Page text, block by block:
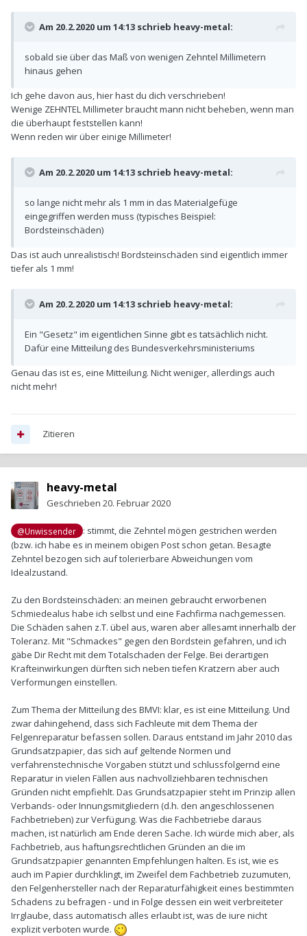
Am 20.2.2020 um 14:13 schrieb heavy-metal:
sobald sie über das Maß von wenigen Zehntel Millimetern
hinaus gehen
Ich gehe davon aus, hier hast du dich verschrieben!
Wenige ZEHNTEL Millimeter braucht mann nicht beheben, wenn man
die überhaupt feststellen kann!
Wenn reden wir über einige Millimeter!
Am 20.2.2020 um 14:13 schrieb heavy-metal:
so lange nicht mehr als 1 mm in das Materialgefüge
eingegriffen werden muss (typisches Beispiel:
Bordsteinschäden)
Das ist auch unrealistisch! Bordsteinschäden sind eigentlich immer
tiefer als 1 mm!
Am 20.2.2020 um 14:13 schrieb heavy-metal:
Ein "Gesetz" im eigentlichen Sinne gibt es tatsächlich nicht.
Dafür eine Mitteilung des Bundesverkehrsministeriums
Genau das ist es, eine Mitteilung. Nicht weniger, allerdings auch
nicht mehr!
Zitieren
heavy-metal
Geschrieben 20. Februar 2020
@Unwissender
: stimmt, die Zehntel mögen gestrichen werden
(bzw. ich habe es in meinem obigen Post schon getan. Besagte
Zehntel bezogen sich auf tolerierbare Abweichungen vom
Idealzustand.
Zu den Bordsteinschäden: an meinen gebraucht erworbenen
Schmiedealus habe ich selbst und eine Fachfirma nachgemessen.
Die Schäden sahen z.T. übel aus, waren aber allesamt innerhalb der
Toleranz. Mit "Schmackes" gegen den Bordstein gefahren, und ich
gäbe Dir Recht mit dem Totalschaden der Felge. Bei derartigen
Krafteinwirkungen dürften sich neben tiefen Kratzern aber auch
Verformungen einstellen.
Zum Thema der Mitteilung des BMVI: klar, es ist eine Mitteilung. Und
zwar dahingehend, dass sich Fachleute mit dem Thema der
Felgenreparatur befassen sollen. Daraus entstand im Jahr 2010 das
Grundsatzpapier, das sich auf geltende Normen und
verfahrenstechnische Vorgaben stützt und schlussfolgernd eine
Reparatur in vielen Fällen aus nachvollziehbaren technischen
Gründen nicht empfiehlt. Das Grundsatzpapier steht im Prinzip allen
Verbands- oder Innungsmitgliedern (d.h. den angeschlossenen
Fachbetrieben) zur Verfügung. Was die Fachbetriebe daraus
machen, ist natürlich am Ende deren Sache. Ich würde mich aber, als
Fachbetrieb, aus haftungsrechtlichen Gründen an die im
Grundsatzpapier genannten Empfehlungen halten. Es ist, wie es
auch im Papier durchklingt, im Zweifel dem Fachbetrieb zuzumuten,
den Felgenhersteller nach der Reparaturfähigkeit eines bestimmten
Schadens zu befragen - und in Folge dessen ein weit verbreiteter
Irrglaube, dass automatisch alles erlaubt ist, was de iure nicht
explizit verboten wurde.